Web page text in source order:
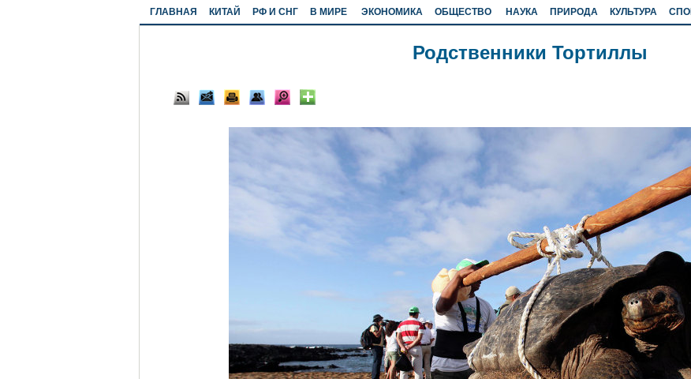
ГЛАВНАЯ КИТАЙ РФ И СНГ В МИРЕ ЭКОНОМИКА ОБЩЕСТВО НАУКА ПРИРОДА КУЛЬТУРА
Родственники Тортиллы